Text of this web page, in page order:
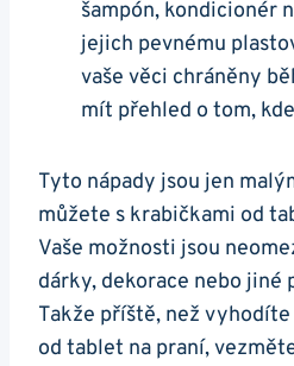
šampón, kondicionér⁤
jejich pevnému
vaše věci chráněny
mít přehled‍ o tom,‍
Tyto nápady jsou ‌jen
můžete s krabičkami od
‍Vaše možnosti ⁣jsou
dárky, ​dekorace nebo
Takže příště, než
od tablet na praní,